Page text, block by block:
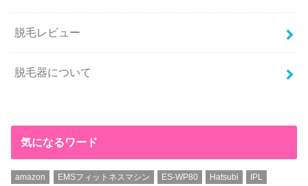
脱毛レビュー
脱毛器について
気になるワード
amazon EMSフィットネスマシン ES-WP80 Hatsubi
IPL